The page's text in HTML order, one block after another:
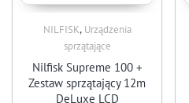
NILFISK, Urządzenia
sprzątające
Nilfisk Supreme 100 +
Zestaw sprzątający 12m
DeLuxe LCD